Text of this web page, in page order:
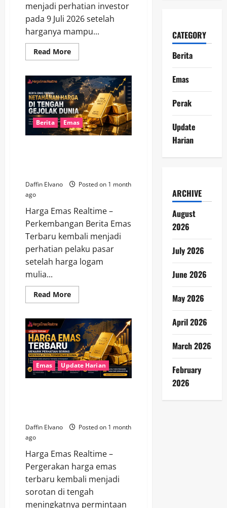
menjadi perhatian investor
pada 9 Juli 2026 setelah
harganya mampu...
Read MoreRead
more
Emas
9
Juli
2026
Tetap
Kokoh
di
Tengah
Ketidakpastian
Berita Emas
Daffin Elvano
Posted on 1 month
ago
Harga Emas Realtime –
Perkembangan Berita Emas
Terbaru kembali menjadi
perhatian pelaku pasar
setelah harga logam
mulia...
Read MoreRead
more
Emas
Terbaru
Menggambarkan
Ketahanan
Harga
di
Tengah
Gejolak
Dunia
Emas Update Harian
Daffin Elvano
Posted on 1 month
ago
Harga Emas Realtime –
Pergerakan harga emas
terbaru kembali menjadi
sorotan di tengah
meningkatnya permintaan
CATEGORY
Berita
Emas
Perak
Update
Harian
ARCHIVE
August
2026
July 2026
June 2026
May 2026
April 2026
March 2026
February
2026